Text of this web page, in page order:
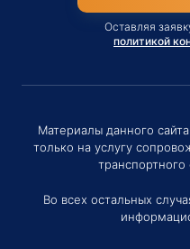
Оставляя
политикой
Материалы данного
только на услугу
Во всех остальных